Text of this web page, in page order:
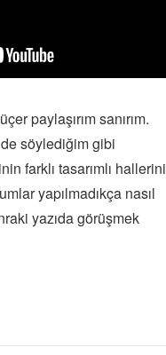
paylaşırım sanırım.
söylediğim gibi
farklı tasarımlı hallerini
yapılmadıkça nasıl
yazıda görüşmek